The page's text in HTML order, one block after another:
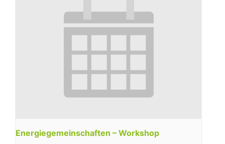
Energiegemeinschaften – Workshop